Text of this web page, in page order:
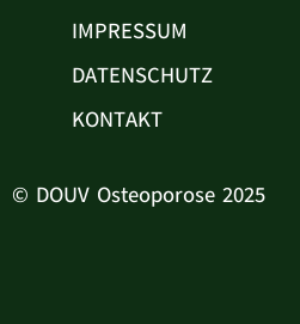
IMPRESSUM
DATENSCHUTZ
KONTAKT
© DOUV Osteoporose 2025